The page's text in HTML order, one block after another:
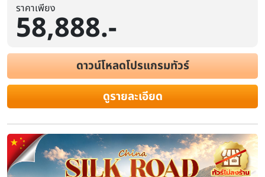
ราคาเพียง
58,888.-
ดาวน์โหลดโปรแกรมทัวร์
ดูรายละเอียด